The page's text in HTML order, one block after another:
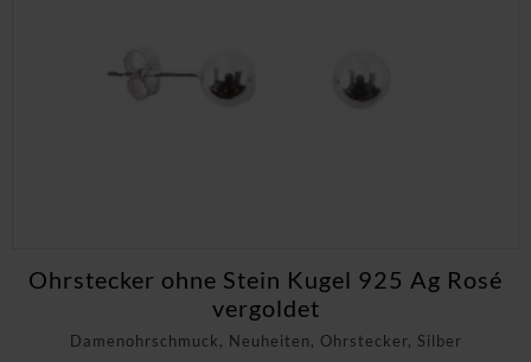
Damenohrschmuck, Neuheiten, Ohrstecker, Silber
Ohrstecker ohne Stein Kugel 925 Ag Rosé
vergoldet